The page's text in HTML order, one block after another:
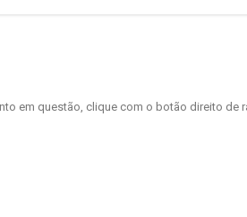
em questão, clique com o botão direito de